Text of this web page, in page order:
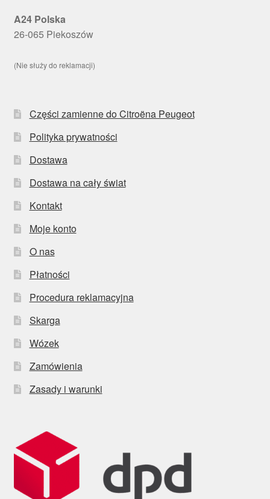
A24 Polska
26-065 Piekoszów
(Nie służy do reklamacji)
Części zamienne do Citroëna Peugeot
Polityka prywatności
Dostawa
Dostawa na cały świat
Kontakt
Moje konto
O nas
Płatności
Procedura reklamacyjna
Skarga
Wózek
Zamówienia
Zasady i warunki